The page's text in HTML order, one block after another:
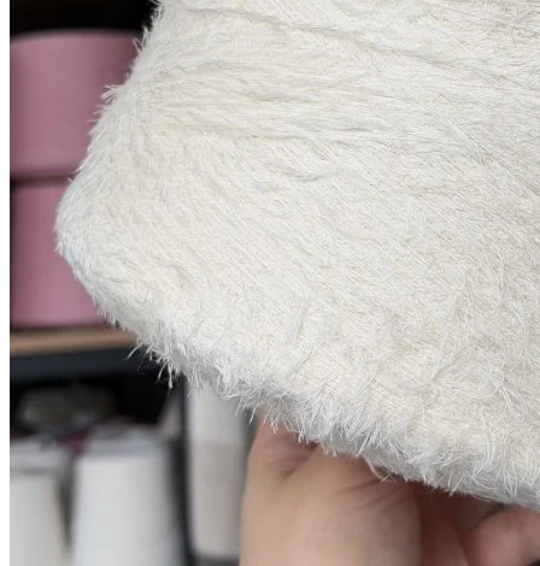
Filato Italiano
Мы в соцсетях
Мы используем файлы cookie,
чтобы улучшить работу сайта и предоставить вам
больше возможностей. Также, к сайту подключен сервис
веб аналитики Яндекс Метрика, использующий cookie.
Продолжая использовать сайт, вы соглашаетесь с
условиями использования cookie.
Согласен